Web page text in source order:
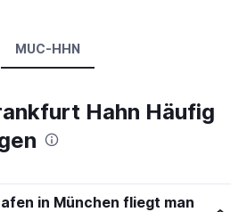
MUC-HHN
Hahn Häufig
in München fliegt man